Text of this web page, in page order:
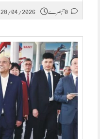
28/04/2026